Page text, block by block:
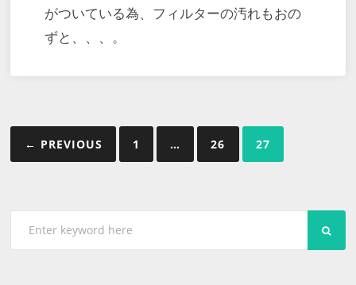
がついている為、フィルターの汚れもおの
ずと、、、。
投
稿
ペ
ー
← PREVIOUS 1 … 26 27